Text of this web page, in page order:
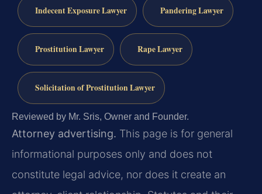
Indecent Exposure Lawyer Pandering Lawyer
Prostitution Lawyer Rape Lawyer
Solicitation of Prostitution Lawyer
Reviewed by Mr. Sris, Owner and Founder.
Attorney advertising. This page is for general
informational purposes only and does not
constitute legal advice, nor does it create an